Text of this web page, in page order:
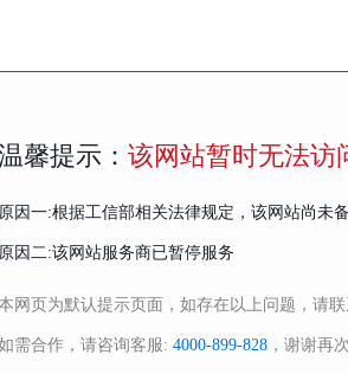
馨提示： 该网站暂时无法访
因一:根据工信部相关法律规定，该网站尚未备
因二:该网站服务商已暂停服务
网页为默认提示页面，如存在以上问题，请
需合作，请咨询客服: 4000-899-828 ，谢谢再